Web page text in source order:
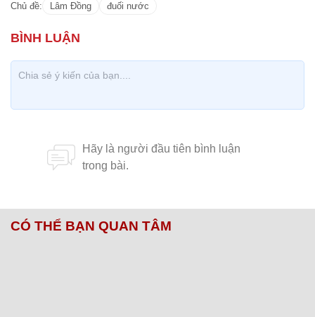
Chủ đề: Lâm Đồng đuối nước
CÓ THỂ BẠN QUAN TÂM